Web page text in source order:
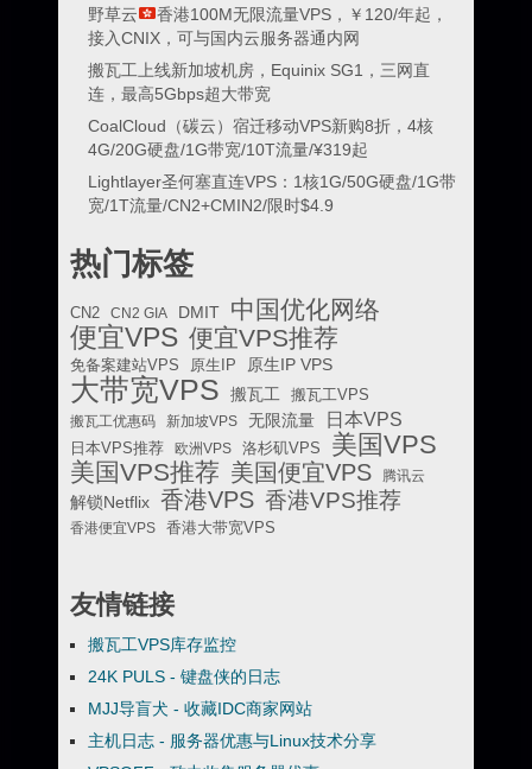
野草云
香港100M无限流量VPS，￥120/年起，
接入CNIX，可与国内云服务器通内网
搬瓦工上线新加坡机房，Equinix SG1，三网直
连，最高5Gbps超大带宽
CoalCloud（碳云）宿迁移动VPS新购8折，4核
4G/20G硬盘/1G带宽/10T流量/¥319起
Lightlayer圣何塞直连VPS：1核1G/50G硬盘/1G带
宽/1T流量/CN2+CMIN2/限时$4.9
热门标签
CN2 CN2 GIA DMIT 中国优化网络
便宜VPS 便宜VPS推荐
免备案建站VPS 原生IP 原生IP VPS
大带宽VPS 搬瓦工
搬瓦工VPS
搬瓦工优惠码
新加坡VPS 无限流量 日本VPS
日本VPS推荐 欧洲VPS 洛杉矶VPS 美国VPS
美国VPS推荐 美国便宜VPS 腾讯云
解锁Netflix 香港VPS 香港VPS推荐
香港便宜VPS 香港大带宽VPS
友情链接
搬瓦工VPS库存监控
24K PULS - 键盘侠的日志
MJJ导盲犬 - 收藏IDC商家网站
主机日志 - 服务器优惠与Linux技术分享